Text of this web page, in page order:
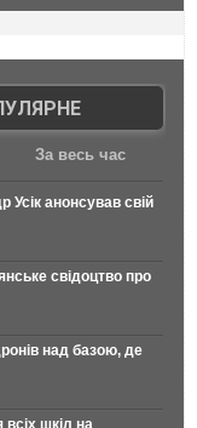
За весь час
Усік анонсував свій
свідоцтво про
над базою, де